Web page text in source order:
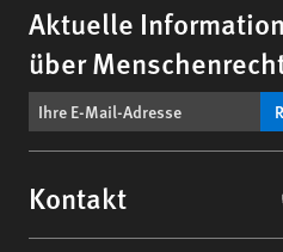
Aktuelle
über
Kontakt